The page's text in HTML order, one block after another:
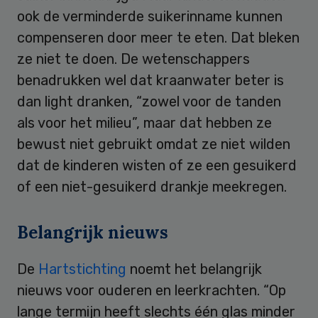
ook de verminderde suikerinname kunnen
compenseren door meer te eten. Dat bleken
ze niet te doen. De wetenschappers
benadrukken wel dat kraanwater beter is
dan light dranken, “zowel voor de tanden
als voor het milieu”, maar dat hebben ze
bewust niet gebruikt omdat ze niet wilden
dat de kinderen wisten of ze een gesuikerd
of een niet-gesuikerd drankje meekregen.
Belangrijk nieuws
De Hartstichting noemt het belangrijk
nieuws voor ouderen en leerkrachten. “Op
lange termijn heeft slechts één glas minder